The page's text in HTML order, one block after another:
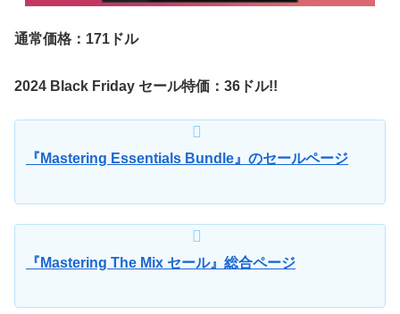
通常価格：171ドル
2024 Black Friday セール特価：36ドル!!
『Mastering Essentials Bundle』のセールページ
『Mastering The Mix セール』総合ページ